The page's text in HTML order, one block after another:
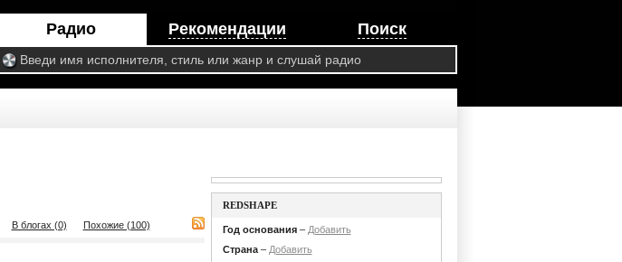
Радио Рекомендации Поиск
В блогах (0) Похожие (100)
REDSHAPE
Год основания– Добавить
Страна– Добавить